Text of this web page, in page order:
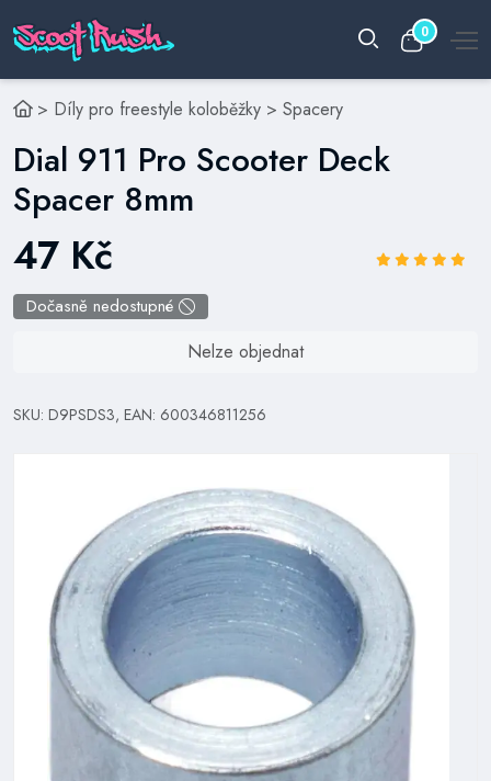
0
> Díly pro freestyle koloběžky > Spacery
Dial 911 Pro Scooter Deck
Spacer 8mm
47 Kč
Dočasně nedostupné
Nelze objednat
SKU: D9PSDS3, EAN: 600346811256